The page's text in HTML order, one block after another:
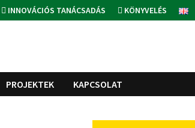
INNOVÁCIÓS TANÁCSADÁS KÖNYVELÉS
PROJEKTEK KAPCSOLAT